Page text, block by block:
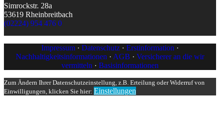
Simrockstr. 28a
53619 Rheinbreitbach
(02224) 954 476 0
Impressum · Datenschutz · Erstinformation ·
Nachhaltigkeitsinformationen · AGB · Versicherer an die wir
vermitteln · Basisinformationen
Zum Ändern Ihrer Datenschutzeinstellung, z.B. Erteilung oder Widerruf von
Einwilligungen, klicken Sie hier: Einstellungen